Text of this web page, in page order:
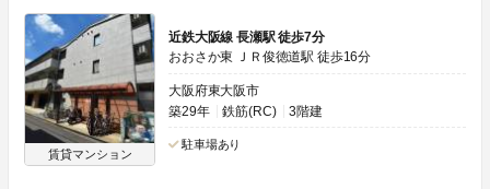
賃貸マンション
近鉄大阪線 長瀬駅 徒歩7分
おおさか東 ＪＲ俊徳道駅 徒歩16分
大阪府東大阪市
築29年
鉄筋(RC) 3階建
駐車場あり